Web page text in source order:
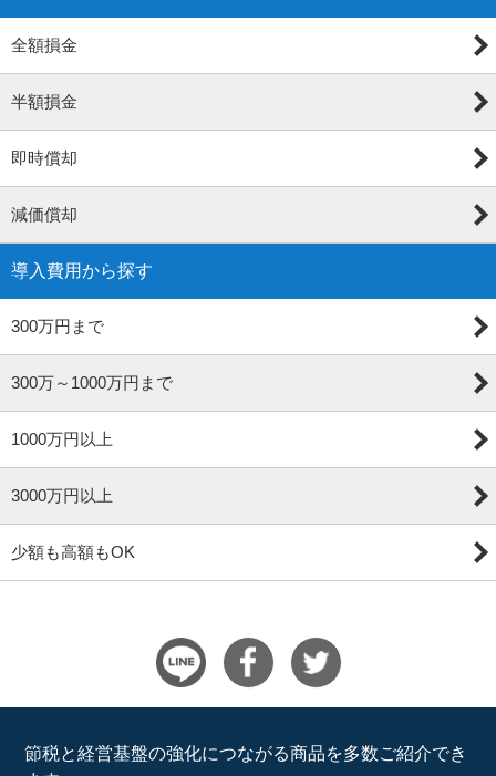
全額損金
半額損金
即時償却
減価償却
導入費用から探す
300万円まで
300万～1000万円まで
1000万円以上
3000万円以上
少額も高額もOK
節税と経営基盤の強化につながる商品を多数ご紹介でき